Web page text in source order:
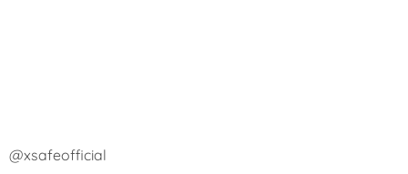
@xsafeofficial